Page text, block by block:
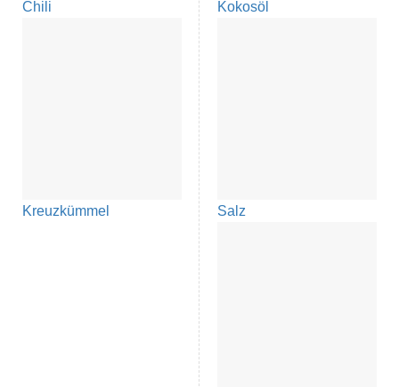
Chili
Kreuzkümmel
Kokosöl
Salz